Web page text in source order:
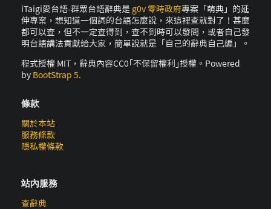
iTaigi愛台語-群眾台語辭典是 g0v 零時政府專案「萌典」的延
伸專案，想知道一個詞的台語怎麼說，來這裡查就對了！甚麼
都可以查，但不一定查得到，查不到時可以發問，或者自己發
明台語講法貢獻給大家，簡單說就是「自己的辭典自己編」。
程式授權 MIT，辭典內容CC0｢不保留權利｣授權。Powered
by BootStrap 5.
條款
關於本站
服務條款
隱私權條款
站內服務
查辭典